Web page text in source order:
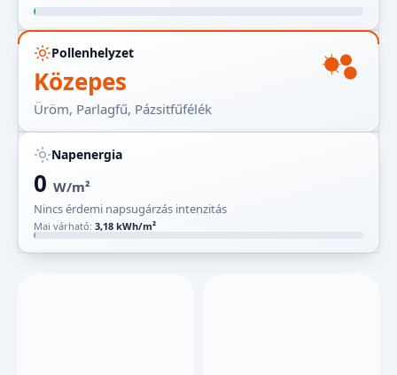
Pollenhelyzet
Közepes
Üröm, Parlagfű, Pázsitfűfélék
Napenergia
0 W/m²
Nincs érdemi napsugárzás intenzitás
Mai várható: 3,18 kWh/m²